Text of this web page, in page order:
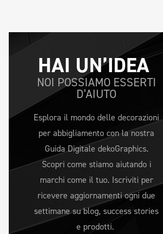
HAI UN’IDEA
NOI POSSIAMO ESSERTI
D’AIUTO
Esplora il mondo delle decorazioni
per abbigliamento con la nostra
Guida Digitale dekoGraphics.
Scopri come stiamo aiutando i
marchi come il tuo. Iscriviti per
ricevere aggiornamenti ogni due
settimane su blog, success stories
e prodotti.